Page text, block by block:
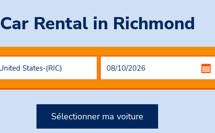
Car Rental in Richmond
Sélectionner ma voiture